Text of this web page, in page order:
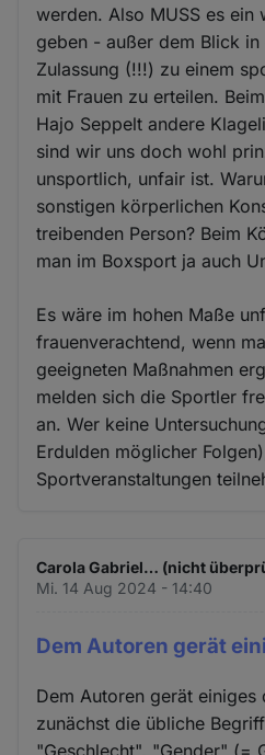
werden. Also MUSS es ein
geben - außer dem Blick
Zulassung (!!!) zu einem
mit Frauen zu erteilen.
Hajo Seppelt andere
sind wir uns doch wohl
unsportlich, unfair ist.
sonstigen körperlichen
treibenden Person? Beim
man im Boxsport ja auch
Es wäre im hohen Maße
frauenverachtend, wenn
geeigneten Maßnahmen
melden sich die Sportler
an. Wer keine
Erdulden möglicher
Sportveranstaltungen
Carola Gabriel… (nicht
Mi. 14 Aug 2024 - 14:40
Dem Autoren gerät
Dem Autoren gerät einiges
zunächst die übliche
"Geschlecht", "Gender" (=